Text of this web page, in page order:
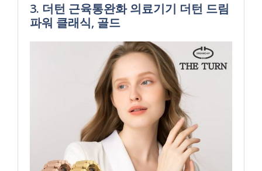
3. 더턴 근육통완화 의료기기 더턴 드림
파워 클래식, 골드